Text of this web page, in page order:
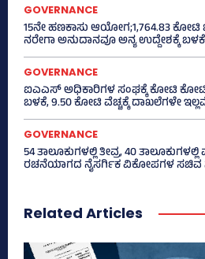
GOVERNANCE
15ನೇ ಹಣಕಾಸು ಆಯೋಗ;1,764.83
ನರೇಗಾ ಅನುದಾನವೂ ಅನ್ಯ ಉದ್ದೇಶಕ್ಕೆ ಬಳಕೆ
GOVERNANCE
ಐಎಎಸ್‌ ಅಧಿಕಾರಿಗಳ ಸಂಘಕ್ಕೆ ಕೋಟಿ
ಬಳಕೆ, 9.50 ಕೋಟಿ ವೆಚ್ಚಕ್ಕೆ ದಾಖಲೆಗಳೇ
GOVERNANCE
54 ತಾಲೂಕುಗಳಲ್ಲಿ ತೀವ್ರ, 40
ರಚನೆಯಾಗದ ನೈಸರ್ಗಿಕ ವಿಕೋಪಗಳ
Related Articles